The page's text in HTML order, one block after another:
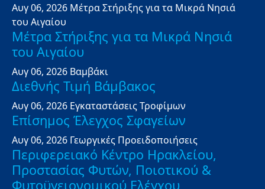
Αυγ 06, 2026 Μέτρα Στήριξης για τα Μικρά Νησιά
του Αιγαίου
Μέτρα Στήριξης για τα Μικρά Νησιά
του Αιγαίου
Αυγ 06, 2026 Βαμβάκι
Διεθνής Τιμή Βάμβακος
Αυγ 06, 2026 Εγκαταστάσεις Τροφίμων
Επίσημος Έλεγχος Σφαγείων
Αυγ 06, 2026 Γεωργικές Προειδοποιήσεις
Περιφερειακό Κέντρο Ηρακλείου,
Προστασίας Φυτών, Ποιοτικού &
Φυτοϋγειονομικού Ελέγχου